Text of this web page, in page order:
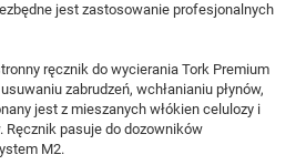
jest zastosowanie profesjonalnych
ręcznik do wycierania Tork Premium
zabrudzeń, wchłanianiu płynów,
jest z mieszanych włókien celulozy i
Ręcznik pasuje do dozowników
M2.